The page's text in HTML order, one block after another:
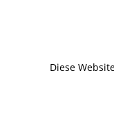
ein
Diese